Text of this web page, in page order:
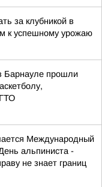
за клубникой в
к успешному урожаю
Барнауле прошли
Международный
альпиниста -
не знает границ